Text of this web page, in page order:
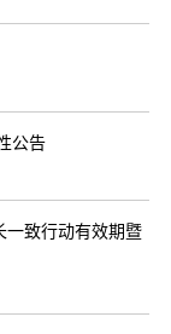
公告
一致行动有效期暨